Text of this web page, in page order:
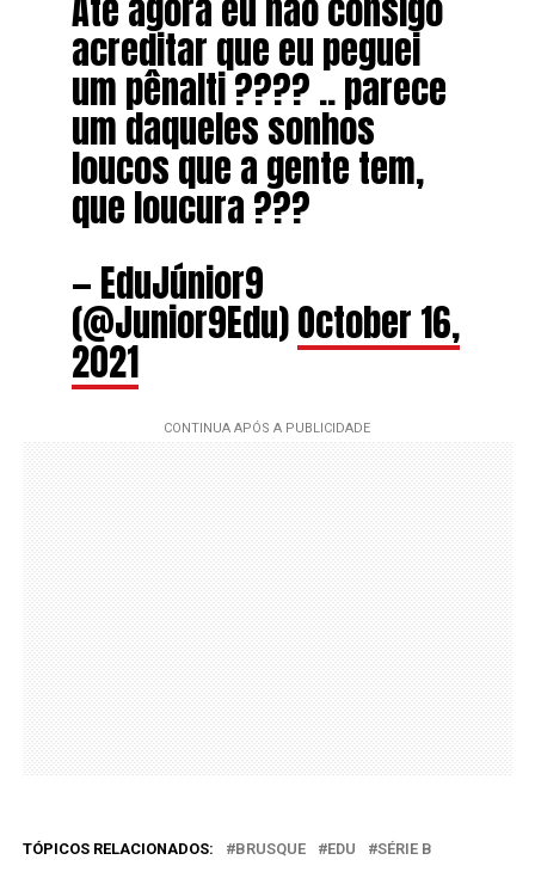
Até agora eu não consigo
acreditar que eu peguei
um pênalti ???? .. parece
um daqueles sonhos
loucos que a gente tem,
que loucura ???
— EduJúnior9
(@Junior9Edu)October 16,
2021
TÓPICOS RELACIONADOS: BRUSQUE EDU SÉRIE B